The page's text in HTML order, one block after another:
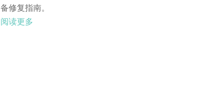
备修复指南。
阅读更多